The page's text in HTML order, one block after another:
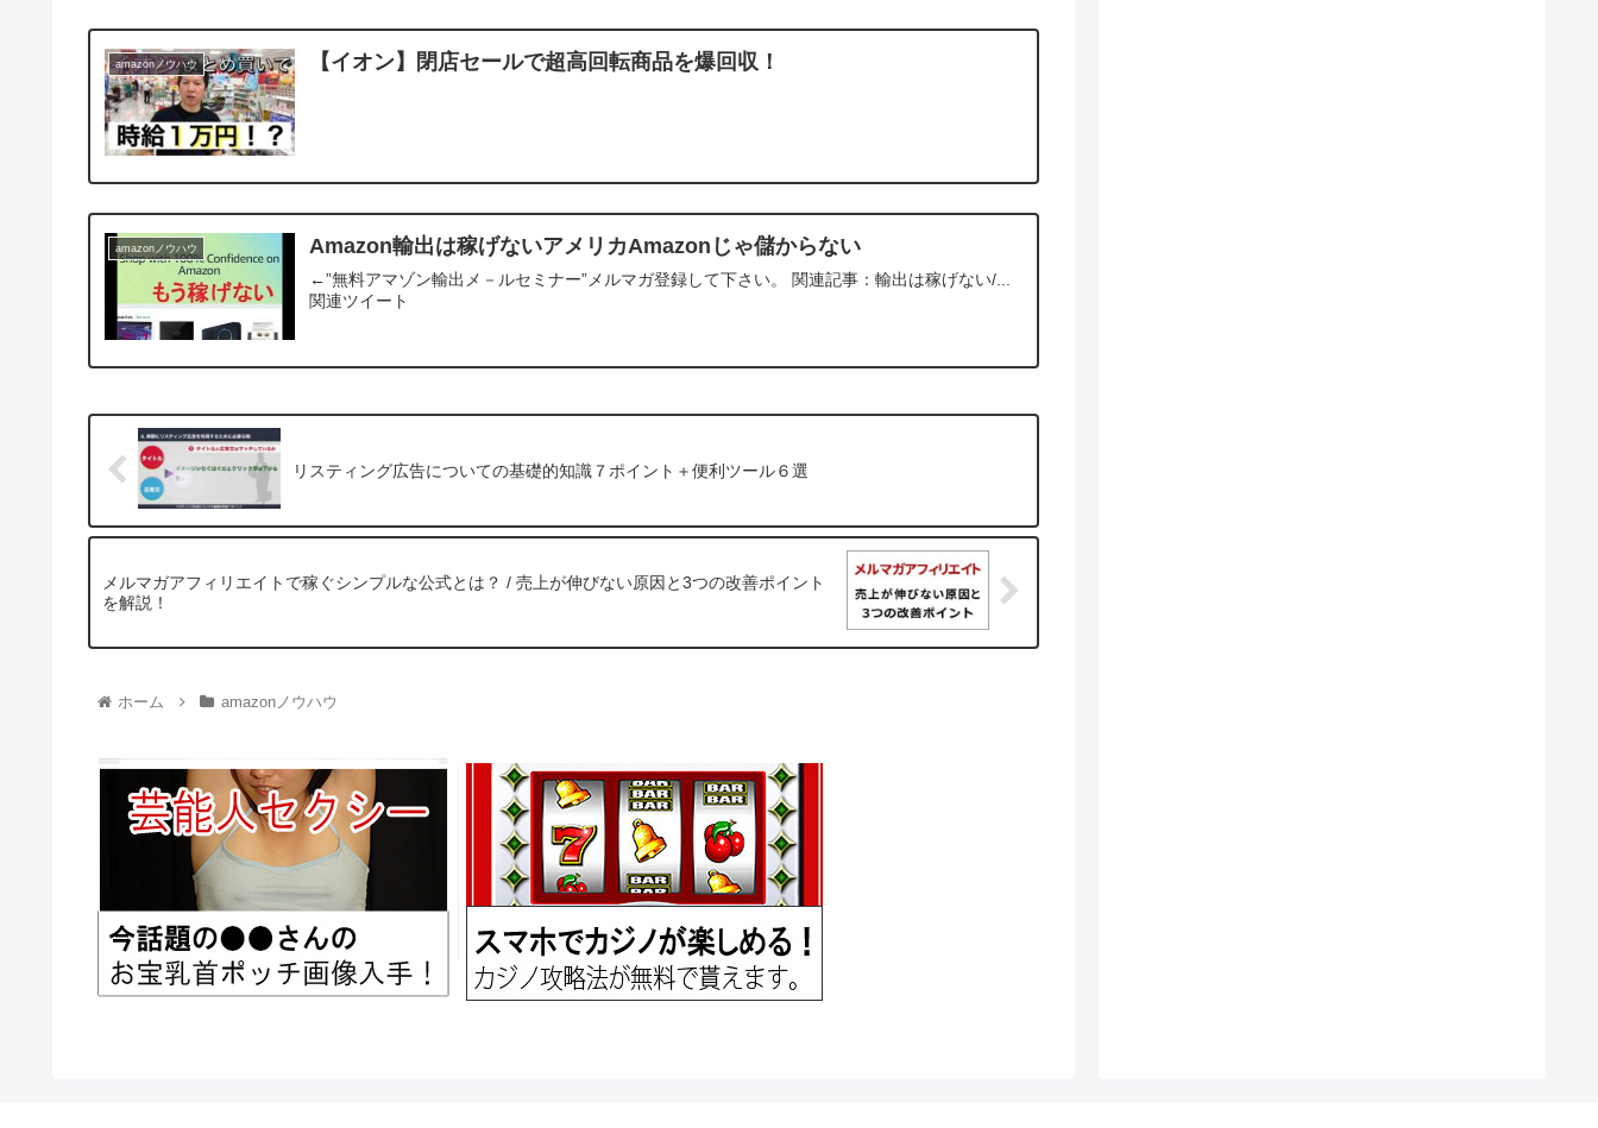
amazonノウハウ 【イオン】閉店セールで超高回転商品を爆回収！
amazonノウハウ Amazon輸出は稼げないアメリカAmazonじゃ儲からない
←”無料アマゾン輸出メ－ルセミナー”メルマガ登録して下さい。 関連記事：輸出は稼げない/...
関連ツイート
リスティング広告についての基礎的知識７ポイント＋便利ツール６選
メルマガアフィリエイトで稼ぐシンプルな公式とは？ / 売上が伸びない原因と3つの改善ポイント
を解説！
ホーム amazonノウハウ